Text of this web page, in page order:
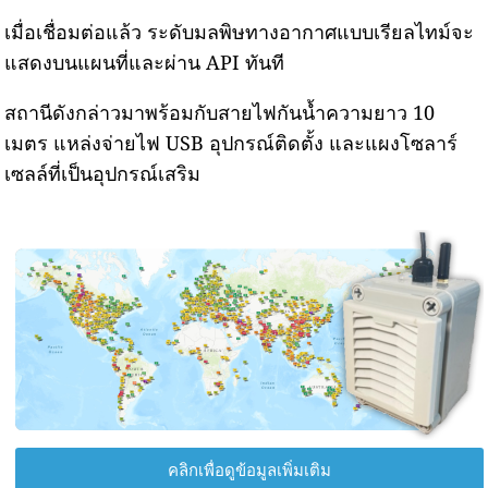
เมื่อเชื่อมต่อแล้ว ระดับมลพิษทางอากาศแบบเรียลไทม์จะ
แสดงบนแผนที่และผ่าน API ทันที
สถานีดังกล่าวมาพร้อมกับสายไฟกันน้ำความยาว 10
เมตร แหล่งจ่ายไฟ USB อุปกรณ์ติดตั้ง และแผงโซลาร์
เซลล์ที่เป็นอุปกรณ์เสริม
คลิกเพื่อดูข้อมูลเพิ่มเติม